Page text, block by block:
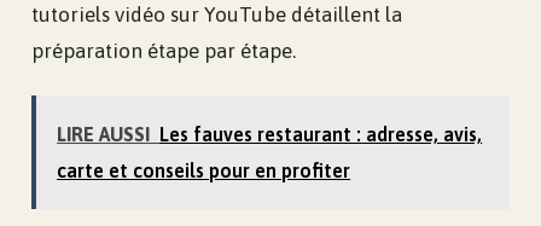
tutoriels vidéo sur YouTube détaillent la
préparation étape par étape.
LIRE AUSSI Les fauves restaurant : adresse, avis,
carte et conseils pour en profiter